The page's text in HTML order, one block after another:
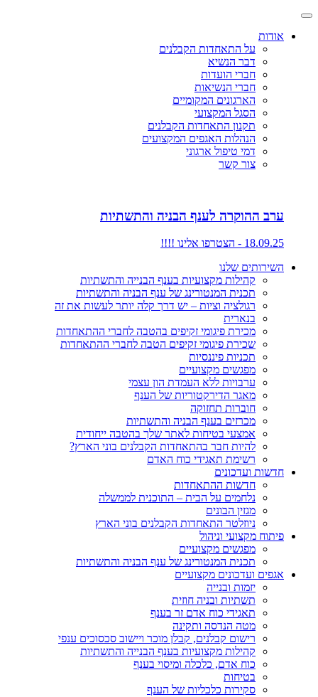
אודות
על התאחדות הקבלנים
דבר הנשיא
חברי הועדות
חברי הנשיאות
הארגונים המקומיים
הסגל המקצועי
תקנון התאחדות הקבלנים
הנהלות האגפים המקצועים
דמי טיפול ארגוני
צור קשר
ערב ההוקרה לענף הבניה והתשתיות
18.09.25 - הצטרפו אלינו !!!!
השירותים שלנו
קהילות מקצועיות בענף הבנייה והתשתיות
תכנית המנטורינג של ענף הבניה והתשתיות
רגולציה וציות – יש דרך קלה יותר לעשות את זה
בנארית
מכירת פיגומי זקיפים בהטבה לחברי ההתאחדות
שכירת פיגומי זקיפים הטבה לחברי ההתאחדות
תכניות פיננסיות
מפגשים מקצועיים
ערבויות ללא העמדת הון עצמי
מאגר הדירקטוריות של הענף
חוברות תחזוקה
מכרזים בענף הבניה והתשתיות
אמצעי בטיחות לאתר שלך בהטבה ייחודית
להיות חבר בהתאחדות הקבלנים בוני הארץ?
רשימת תאגידי כוח האדם
חדשות ועדכונים
חדשות ההתאחדות
נלחמים על הבית – התוכנית לממשלה
מגזין הבונים
ניוזלטר התאחדות הקבלנים בוני הארץ
פיתוח מקצועי וניהול
מפגשים מקצועיים
תכנית המנטורינג של ענף הבניה והתשתיות
אגפים ועדכונים מקצועיים
יזמות ובנייה
תשתיות ובניה חוזית
תאגידי כוח אדם זר בענף
מטה הנדסה ותקינה
רישום קבלנים, קבלן מוכר ויישוב סכסוכים ענפי
קהילות מקצועיות בענף הבנייה והתשתיות
כוח אדם, כלכלה ומיסוי בענף
בטיחות
סקירות כלכליות של הענף